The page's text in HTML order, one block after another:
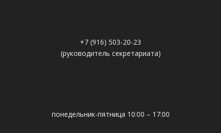
+7 (916) 503-20-23
(руководитель секретариата)
понедельник-пятница 10:00 – 17:00